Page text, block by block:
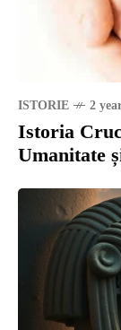
ISTORIE 2
Istoria
Umanitate